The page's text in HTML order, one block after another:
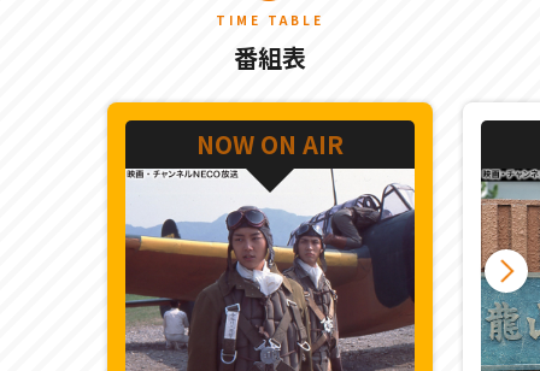
TIME TABLE
番組表
NOW ON AIR